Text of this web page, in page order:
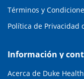
Términos y
Política de Privacidad
Información y
Acerca de Duke Health